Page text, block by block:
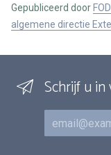
Gepubliceerd door
algemene directie
Schrijf u
E-mail